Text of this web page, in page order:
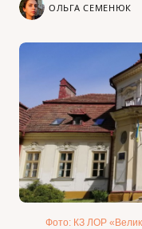
ОЛЬГА СЕМЕНЮК
Фото: КЗ ЛОР